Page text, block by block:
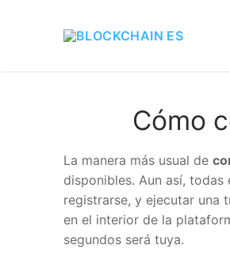
Cómo
La manera más usual de
disponibles. Aun así, todas
registrarse, y ejecutar una
en el interior de la
segundos será tuya.